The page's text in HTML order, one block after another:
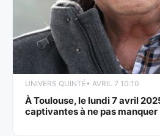
UNIVERS QUINTÉ• AVRIL 7 10:10
À Toulouse, le lundi 7 avril
captivantes à ne pas manquer